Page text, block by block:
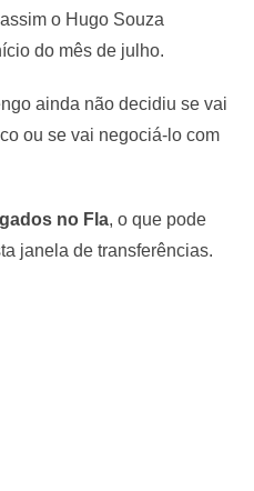
o Hugo Souza
do mês de julho.
ainda não decidiu se vai
ou se vai negociá-lo com
no Fla, o que pode
janela de transferências.